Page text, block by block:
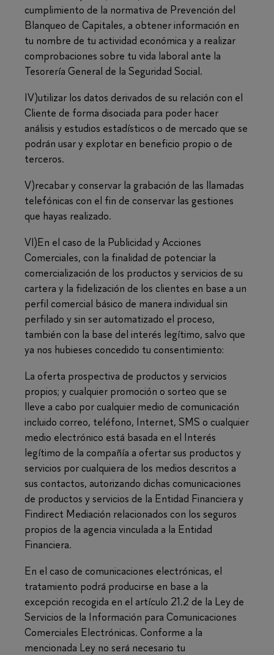
cumplimiento de la normativa de Prevención del
Blanqueo de Capitales, a obtener información en
tu nombre de tu actividad económica y a realizar
comprobaciones sobre tu vida laboral ante la
Tesorería General de la Seguridad Social.
IV)utilizar los datos derivados de su relación con el
Cliente de forma disociada para poder hacer
análisis y estudios estadísticos o de mercado que se
podrán usar y explotar en beneficio propio o de
terceros.
V)recabar y conservar la grabación de las llamadas
telefónicas con el fin de conservar las gestiones
que hayas realizado.
VI)En el caso de la Publicidad y Acciones
Comerciales, con la finalidad de potenciar la
comercialización de los productos y servicios de su
cartera y la fidelización de los clientes en base a un
perfil comercial básico de manera individual sin
perfilado y sin ser automatizado el proceso,
también con la base del interés legítimo, salvo que
ya nos hubieses concedido tu consentimiento:
La oferta prospectiva de productos y servicios
propios; y cualquier promoción o sorteo que se
lleve a cabo por cualquier medio de comunicación
incluido correo, teléfono, Internet, SMS o cualquier
medio electrónico está basada en el Interés
legítimo de la compañía a ofertar sus productos y
servicios por cualquiera de los medios descritos a
sus contactos, autorizando dichas comunicaciones
de productos y servicios de la Entidad Financiera y
Findirect Mediación relacionados con los seguros
propios de la agencia vinculada a la Entidad
Financiera.
En el caso de comunicaciones electrónicas, el
tratamiento podrá producirse en base a la
excepción recogida en el artículo 21.2 de la Ley de
Servicios de la Información para Comunicaciones
Comerciales Electrónicas. Conforme a la
mencionada Ley no será necesario tu